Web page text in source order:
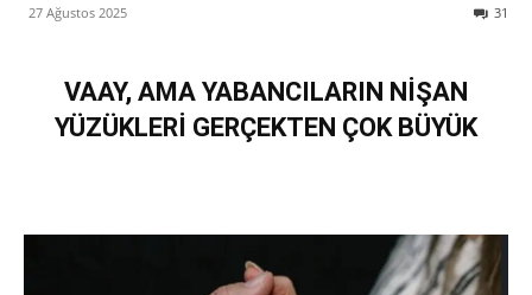
27 Ağustos 2025 31
VAAY, AMA YABANCILARIN NİŞAN
YÜZÜKLERİ GERÇEKTEN ÇOK BÜYÜK